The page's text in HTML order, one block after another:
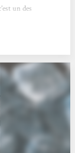
un des
quartier rouge